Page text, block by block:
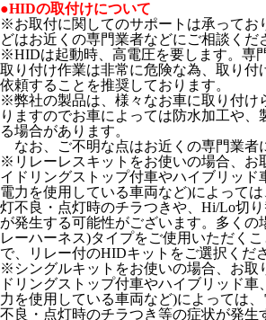
●HIDの取付けについて
※お取付に関してのサポートは承ってお
どはお近くの専門業者などにご相談くだ
※HIDは起動時、高電圧を要します。専
取り付け作業は非常に危険な為、取り付
依頼することを推奨しております。
※弊社の製品は、様々なお車に取り付け
りますのでお車によっては防水加工や、
る場合があります。
なお、ご不明な点はお近くの専門業者
※リレーレスキットをお使いの場合、お
イドリングストップ付車やハイブリッド
電力を使用している車両など)によって
灯不良・点灯時のチラつきや、Hi/Lo切
が発生する可能性がございます。多くの
レーハーネス)タイプをご使用いただく
で、リレー付のHIDキットをご選択くだ
※シングルキットをお使いの場合、お取
ドリングストップ付車やハイブリッド
力を使用している車両など)によっては
不良・点灯時のチラつき等の症状が発